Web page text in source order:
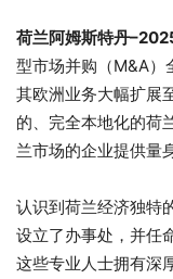
荷兰阿姆斯特丹
型市场并购（M&A
其欧洲业务大幅扩展
的、完全本地化的荷
兰市场的企业提供量
认识到荷兰经济独特
设立了办事处，并任
这些专业人士拥有深